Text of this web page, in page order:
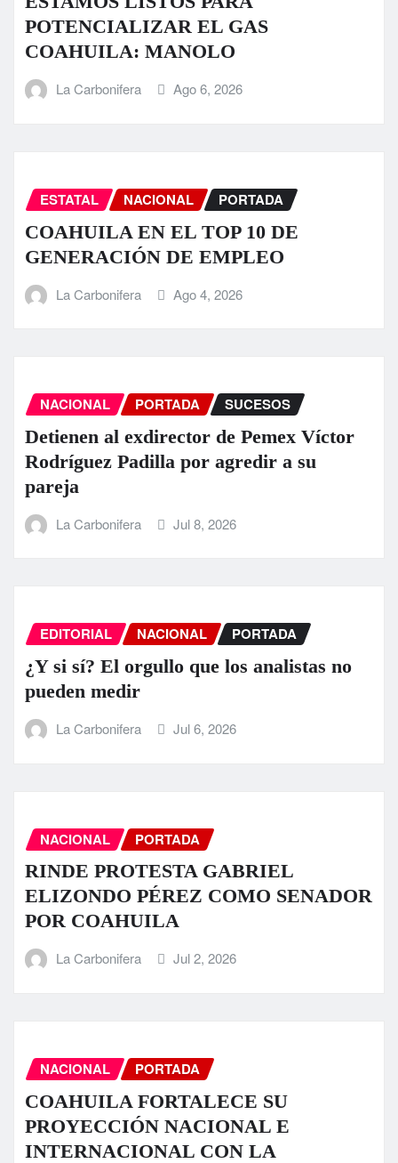
POTENCIALIZAR EL GAS
COAHUILA: MANOLO
La Carbonifera Ago 6, 2026
ESTATAL NACIONAL PORTADA
COAHUILA EN EL TOP 10 DE
GENERACIÓN DE EMPLEO
La Carbonifera Ago 4, 2026
NACIONAL PORTADA SUCESOS
Detienen al exdirector de Pemex Víctor
Rodríguez Padilla por agredir a su
pareja
La Carbonifera Jul 8, 2026
EDITORIAL NACIONAL PORTADA
¿Y si sí? El orgullo que los analistas no
pueden medir
La Carbonifera Jul 6, 2026
NACIONAL PORTADA
RINDE PROTESTA GABRIEL
ELIZONDO PÉREZ COMO SENADOR
POR COAHUILA
La Carbonifera Jul 2, 2026
NACIONAL PORTADA
COAHUILA FORTALECE SU
PROYECCIÓN NACIONAL E
INTERNACIONAL CON LA